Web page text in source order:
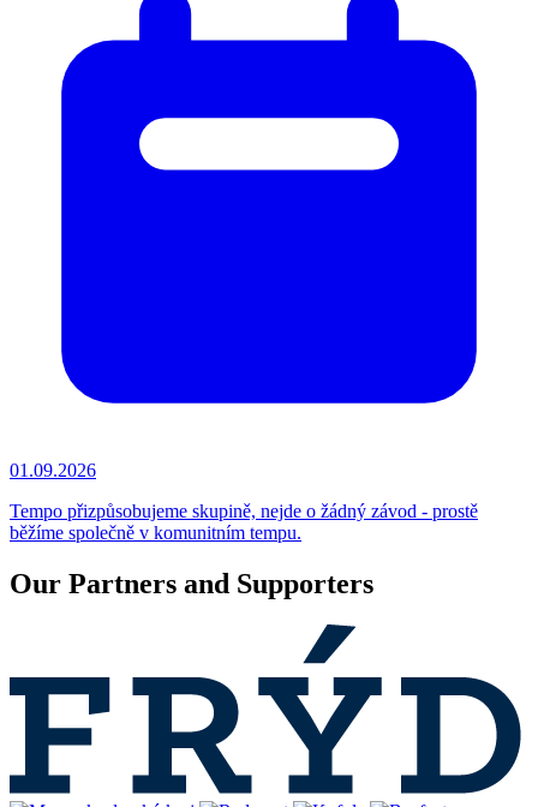
01.09.2026
Tempo přizpůsobujeme skupině, nejde o žádný závod - prostě
běžíme společně v komunitním tempu.
Our Partners and Supporters